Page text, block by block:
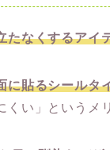
たなくするアイ
に貼るシールタ
い」というメ